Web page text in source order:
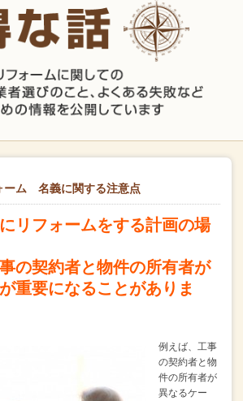
ーム 名義に関する注意点
リフォームをする計画の場
の契約者と物件の所有者が
重要になることがありま
例えば、工事
の契約者と物
件の所有者が
異なるケー